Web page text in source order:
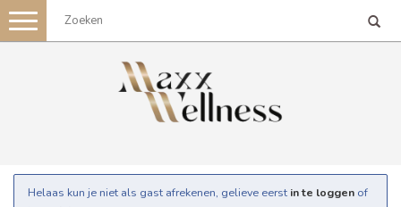
Toggle
navigation
Helaas kun je niet als gast afrekenen, gelieve eerst in te loggen of